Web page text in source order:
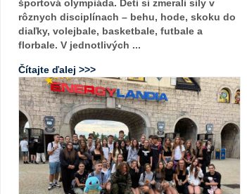
športová olympiáda. Deti si zmerali sily v
rôznych disciplínach – behu, hode, skoku do
diaľky, volejbale, basketbale, futbale a
florbale. V jednotlivých ...
Čítajte ďalej >>>